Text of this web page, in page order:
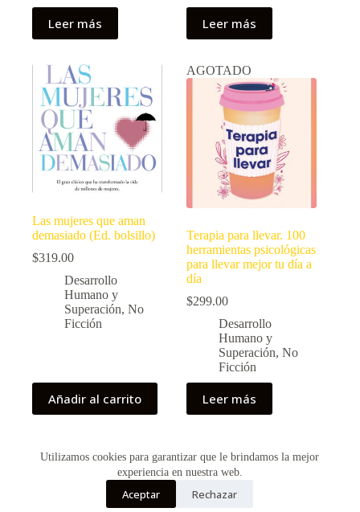
Utilizamos cookies para garantizar que le brindamos la mejor
experiencia en nuestra web.
Aceptar Rechazar
Leer más Leer más
Las mujeres que aman
demasiado (Ed. bolsillo)
$319.00
Desarrollo
Humano y
Superación, No
Ficción
Añadir al carrito
AGOTADO
Terapia para llevar. 100
herramientas psicológicas
para llevar mejor tu día a
día
$299.00
Desarrollo
Humano y
Superación,No
Ficción
Leer más
Copyright © 2026 - Creado por Historias de Bolsillo